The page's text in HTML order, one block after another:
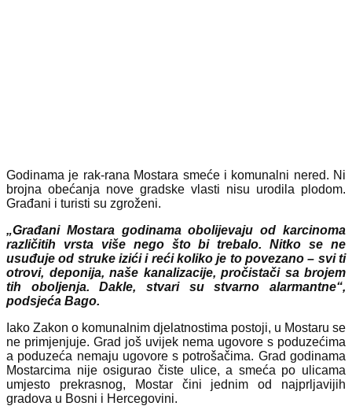
Godinama je rak-rana Mostara smeće i komunalni nered. Ni
brojna obećanja nove gradske vlasti nisu urodila plodom.
Građani i turisti su zgroženi.
„Građani Mostara godinama obolijevaju od karcinoma
različitih vrsta više nego što bi trebalo. Nitko se ne
usuđuje od struke izići i reći koliko je to povezano – svi ti
otrovi, deponija, naše kanalizacije, pročistači sa brojem
tih oboljenja. Dakle, stvari su stvarno alarmantne“,
podsjeća Bago.
Iako Zakon o komunalnim djelatnostima postoji, u Mostaru se
ne primjenjuje. Grad još uvijek nema ugovore s poduzećima
a poduzeća nemaju ugovore s potrošačima. Grad godinama
Mostarcima nije osigurao čiste ulice, a smeća po ulicama
umjesto prekrasnog, Mostar čini jednim od najprljavijih
gradova u Bosni i Hercegovini.